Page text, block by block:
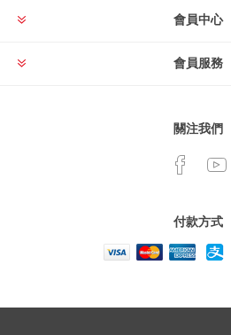
會員中心
會員服務
關注我們
付款方式